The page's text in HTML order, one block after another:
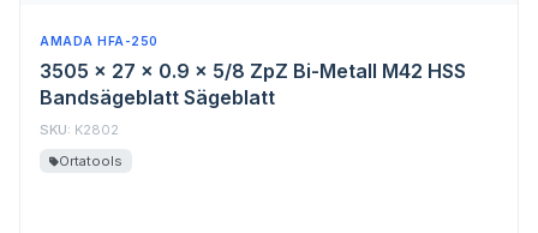
AMADA HFA-250
3505 x 27 x 0.9 x 5/8 ZpZ Bi-Metall M42 HSS
Bandsägeblatt Sägeblatt
SKU: K2802
Ortatools